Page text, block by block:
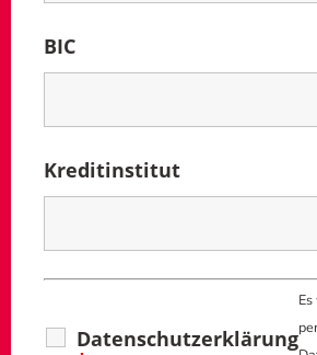
BIC
Kreditinstitut
Datenschutzerklärung